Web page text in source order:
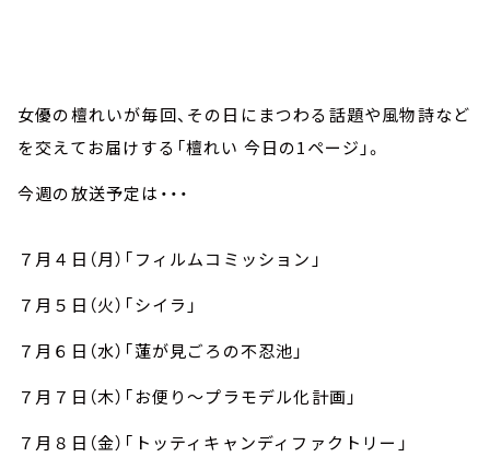
TBS Podcast
お知らせ
YouTube
女優の檀れいが毎回、その日にまつわる話題や風物詩など
を交えてお届けする「檀れい 今日の1ページ」。
今週の放送予定は・・・
７月４日（月）「フィルムコミッション」
７月５日（火）「シイラ」
７月６日（水）「蓮が見ごろの不忍池」
７月７日（木）「お便り～プラモデル化計画」
７月８日（金）「トッティキャンディファクトリー」